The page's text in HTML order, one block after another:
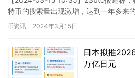
特币的搜索量出现激增，达到一年多来
威夫特和碧昂丝，上周比特币的搜索量
币资讯 2024年3月15日
日本拟推
万亿日元